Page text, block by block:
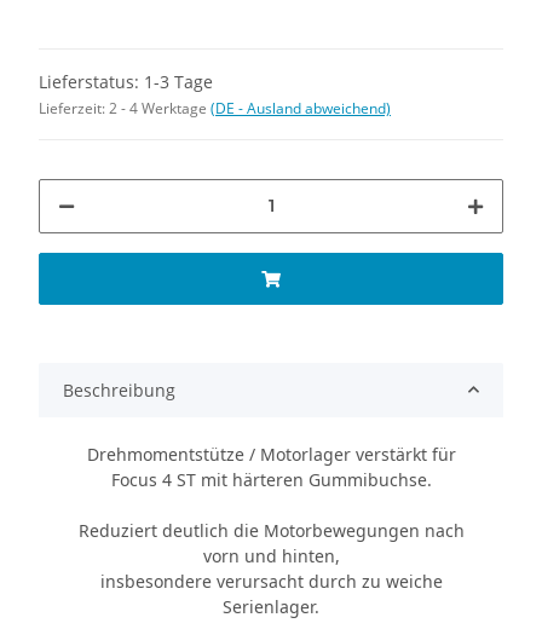
Lieferstatus: 1-3 Tage
Lieferzeit:2 - 4 Werktage (DE - Ausland abweichend)
Beschreibung
Drehmomentstütze / Motorlager verstärkt für
Focus 4 ST mit härteren Gummibuchse.
Reduziert deutlich die Motorbewegungen nach
vorn und hinten,
insbesondere verursacht durch zu weiche
Serienlager.